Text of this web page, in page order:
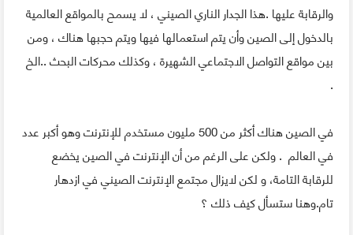
والرقابة عليها .هذا الجدار الناري الصيني ، لا يسمح بالمواقع العالمية
بالدخول إلى الصين وأن يتم استعمالها فيها ويتم حجبها هناك ، ومن
بين مواقع التواصل الاجتماعي الشهيرة ، وكذلك محركات البحث ..الخ
.
في الصين هناك أكثر من 500 مليون مستخدم للإنترنت وهو أكبر عدد
في العالم . ولكن على الرغم من أن الإنترنت في الصين يخضع
للرقابة التامة، و لكن لايزال مجتمع الإنترنت الصيني في ازدهار
تام.وهنا ستسأل كيف ذلك ؟